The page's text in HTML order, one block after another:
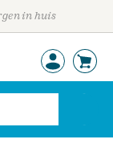
in huis